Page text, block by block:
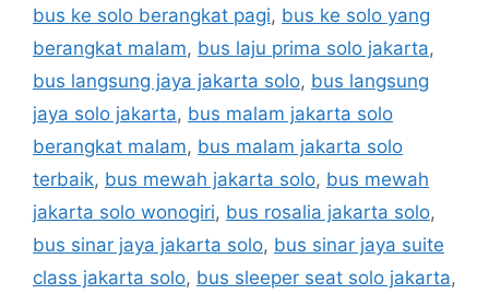
bus ke solo berangkat pagi, bus ke solo yang
berangkat malam, bus laju prima solo jakarta,
bus langsung jaya jakarta solo, bus langsung
jaya solo jakarta, bus malam jakarta solo
berangkat malam, bus malam jakarta solo
terbaik, bus mewah jakarta solo, bus mewah
jakarta solo wonogiri, bus rosalia jakarta solo,
bus sinar jaya jakarta solo, bus sinar jaya suite
class jakarta solo, bus sleeper seat solo jakarta,